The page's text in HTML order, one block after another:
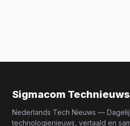
Sigmacom Technieuws
Nederlands Tech Nieuws —
technologienieuws, vertaald en